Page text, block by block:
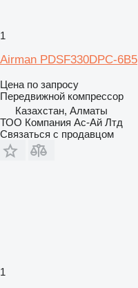
1
Airman PDSF330DPC-6B5
Цена по запросу
Передвижной компрессор
Казахстан, Алматы
ТОО Компания Ас-Ай Лтд
Связаться с продавцом
1